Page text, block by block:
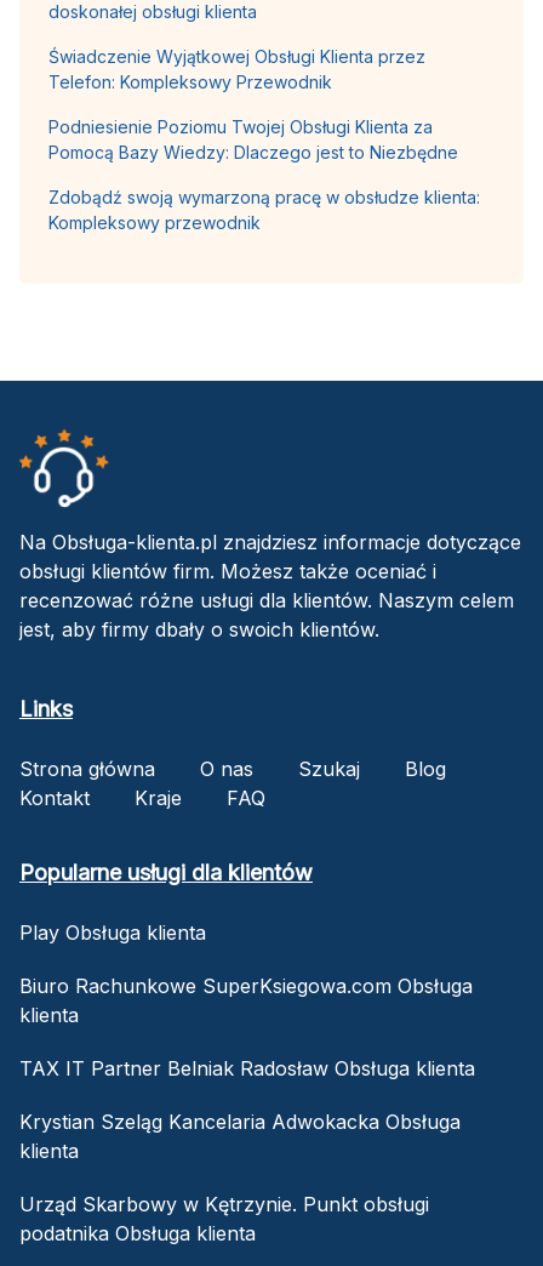
doskonałej obsługi klienta
Świadczenie Wyjątkowej Obsługi Klienta przez
Telefon: Kompleksowy Przewodnik
Podniesienie Poziomu Twojej Obsługi Klienta za
Pomocą Bazy Wiedzy: Dlaczego jest to Niezbędne
Zdobądź swoją wymarzoną pracę w obsłudze klienta:
Kompleksowy przewodnik
Na Obsługa-klienta.pl znajdziesz informacje dotyczące
obsługi klientów firm. Możesz także oceniać i
recenzować różne usługi dla klientów. Naszym celem
jest, aby firmy dbały o swoich klientów.
Links
Strona główna O nas Szukaj
Blog
Kontakt
Kraje FAQ
Popularne usługi dla klientów
Play Obsługa klienta
Biuro Rachunkowe SuperKsiegowa.com Obsługa
klienta
TAX IT Partner Belniak Radosław Obsługa klienta
Krystian Szeląg Kancelaria Adwokacka Obsługa
klienta
Urząd Skarbowy w Kętrzynie. Punkt obsługi
podatnika Obsługa klienta